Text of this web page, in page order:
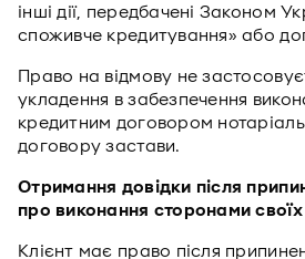
інші дії, передбачені Законом
споживче кредитування» або
Право на відмову не
укладення в забезпечення
кредитним договором
договору застави.
Отримання довідки після
про виконання сторонами своїх
Клієнт має право після